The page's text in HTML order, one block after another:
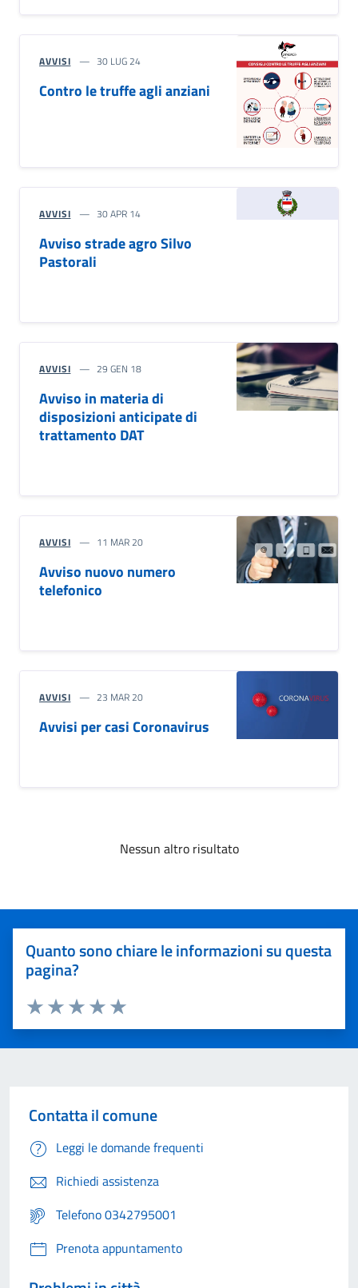
AVVISI 30 LUG 24
Contro le truffe agli anziani
AVVISI 30 APR 14
Avviso strade agro Silvo
Pastorali
AVVISI 29 GEN 18
Avviso in materia di
disposizioni anticipate di
trattamento DAT
AVVISI 11 MAR 20
Avviso nuovo numero
telefonico
AVVISI 23 MAR 20
Avvisi per casi Coronavirus
Nessun altro risultato
Quanto sono chiare le informazioni su questa
pagina?
Valuta 5 stelle su 5
Valuta 4 stelle su 5
Valuta 3 stelle su 5
Valuta 2 stelle su 5
Valuta 1 stelle su 5
Contatta il comune
Leggi le domande frequenti
Richiedi assistenza
Telefono 0342795001
Prenota appuntamento